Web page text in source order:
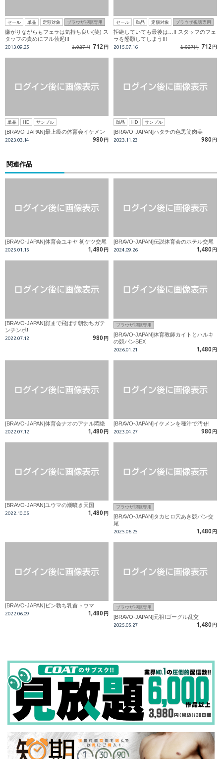
セール 単品 定額対象 ブラウザ視聴専用
嫌がりながらもフェラは気持ち良い(笑) ス
タッフの責めにフル勃起!!!
2013.09.25 1,027円 712 円
セール 単品 定額対象 ブラウザ視聴専用
拒絶していても最後は…!! スタッフのフェ
ラを懇願してしまう!!!
2015.07.16 1,027円 712 円
単品 HD サンプル
[BRAVO-JAPAN]最上級の体育会イケメン
2023.03.14 980 円
単品 HD サンプル
[BRAVO-JAPAN]ハタチの色黒筋肉美
2023.11.23 980 円
関連作品
[BRAVO-JAPAN]体育会ユキヤ 初ケツ交尾
2025.01.15 1,480 円
[BRAVO-JAPAN]伝説体育会のホテル交尾
2024.09.26 1,480 円
[BRAVO-JAPAN]顔まで飛ばす朝勃ちガテ
ンチンポ!
2022.07.12 980 円
ブラウザ視聴専用
[BRAVO-JAPAN]体育教師カイトとハルキ
の競パンSEX
2026.01.21 1,480 円
[BRAVO-JAPAN]体育会ナオのアナル悶絶
2022.07.12 1,480 円
[BRAVO-JAPAN]イケメンを種汁で汚せ!
2023.04.27 980 円
[BRAVO-JAPAN]ユウマの潮噴き天国
2022.10.05 1,480 円
ブラウザ視聴専用
[BRAVO-JAPAN]タカヒロ穴あき競パン交
尾
2025.06.25 1,480 円
[BRAVO-JAPAN]ビン勃ち乳首トウマ
2022.06.09 1,480 円
ブラウザ視聴専用
[BRAVO-JAPAN]元祖!ゴーグル乱交
2025.05.27 1,480 円